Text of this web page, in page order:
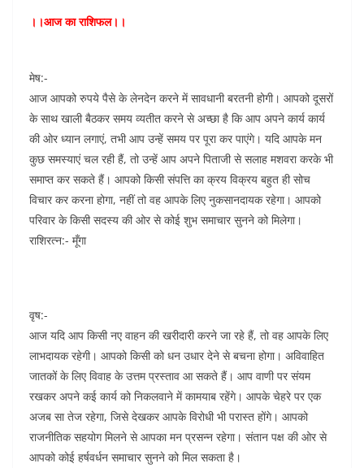
।।आज का राशिफल।।
मेष:-
आज आपको रुपये पैसे के लेनदेन करने में सावधानी बरतनी होगी। आपको दूसरों
के साथ खाली बैठकर समय व्यतीत करने से अच्छा है कि आप अपने कार्य कार्य
की ओर ध्यान लगाएं, तभी आप उन्हें समय पर पूरा कर पाएंगे। यदि आपके मन
कुछ समस्याएं चल रही हैं, तो उन्हें आप अपने पिताजी से सलाह मशवरा करके भी
समाप्त कर सकते हैं। आपको किसी संपत्ति का क्रय विक्रय बहुत ही सोच
विचार कर करना होगा, नहीं तो वह आपके लिए नुकसानदायक रहेगा। आपको
परिवार के किसी सदस्य की ओर से कोई शुभ समाचार सुनने को मिलेगा।
राशिरत्न:- मूँगा
वृष:-
आज यदि आप किसी नए वाहन की खरीदारी करने जा रहे हैं, तो वह आपके लिए
लाभदायक रहेगी। आपको किसी को धन उधार देने से बचना होगा। अविवाहित
जातकों के लिए विवाह के उत्तम प्रस्ताव आ सकते हैं। आप वाणी पर संयम
रखकर अपने कई कार्य को निकलवाने में कामयाब रहेंगे। आपके चेहरे पर एक
अजब सा तेज रहेगा, जिसे देखकर आपके विरोधी भी परास्त होंगे। आपको
राजनीतिक सहयोग मिलने से आपका मन प्रसन्न रहेगा। संतान पक्ष की ओर से
आपको कोई हर्षवर्धन समाचार सुनने को मिल सकता है।